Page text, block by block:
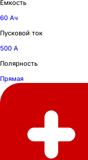
Ёмкость
60 Ач
Пусковой ток
500 А
Полярность
Прямая